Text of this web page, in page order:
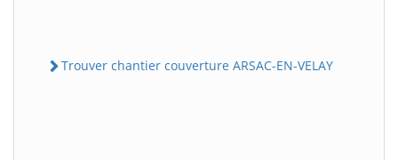
Trouver chantier couverture ARSAC-EN-VELAY